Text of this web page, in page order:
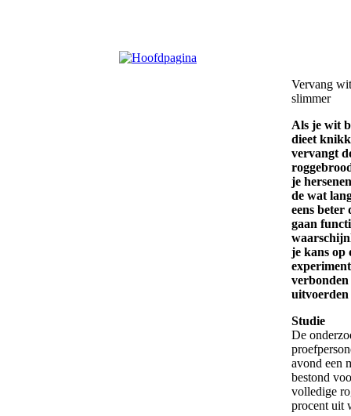
Vervang
slimmer
Als je wit
dieet
vervangt
je
de wat
eens beter
gaan
je kans op
Studie
De
avond een
bestond
volledige
procent uit